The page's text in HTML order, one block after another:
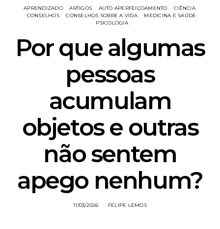
APRENDIZADO ARTIGOS AUTO APERFEIÇOAMENTO
CIÊNCIA
CONSELHOS
CONSELHOS SOBRE A VIDA
MEDICINA E SAÚDE
PSICOLOGIA
Por que algumas
pessoas
acumulam
objetos e outras
não sentem
apego nenhum?
11/03/2026 FELIPE LEMOS